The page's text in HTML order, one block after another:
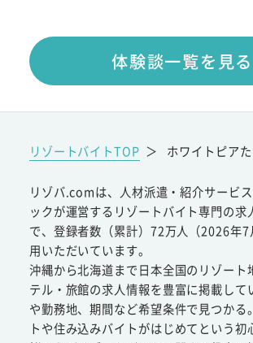
体験談一覧を見る
リゾートバイトTOP ＞ ホワイトピア
リゾバ.comは、人材派遣・紹介サービ
ックが運営するリゾートバイト専門の求
で、登録者数（累計）72万人（2026年7
用いただいています。
沖縄から北海道まで日本全国のリゾート
テル・旅館の求人情報を豊富に掲載して
や勤務地、期間など希望条件で見つかる
トや住み込みバイトがはじめてという初